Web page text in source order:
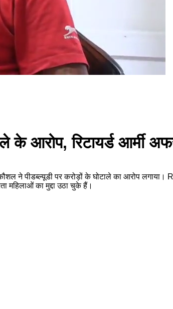
के आरोप, रिटायर्ड आर्मी
ने पीडब्ल्यूडी पर करोड़ों के घोटाले का आरोप
महिलाओं का मुद्दा उठा चुके हैं।